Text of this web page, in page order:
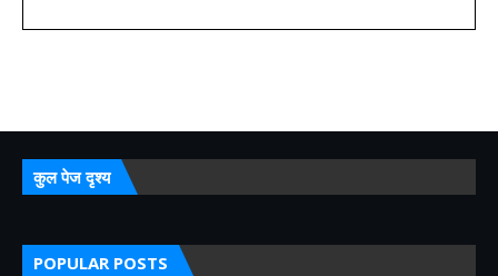
कुल पेज दृश्य
POPULAR POSTS